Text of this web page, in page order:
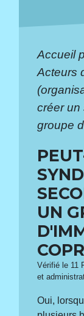
Accueil
Acteurs
créer un
groupe
UN
Vérifié le 11
et
Oui,